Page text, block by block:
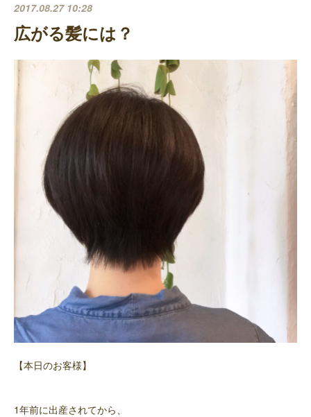
2017.08.27 10:28
広がる髪には？
【本日のお客様】
1年前に出産されてから、